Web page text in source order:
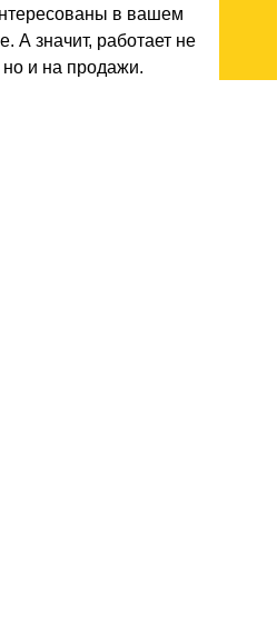
в вашем
А значит, работает не
но и на продажи.